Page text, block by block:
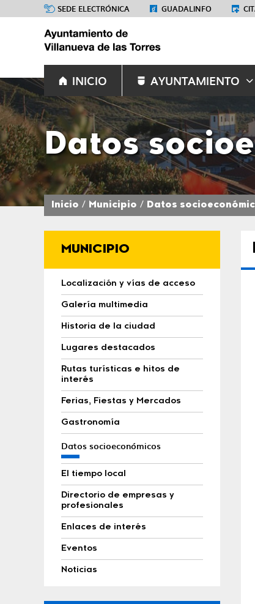
SEDE ELECTRÓNICA GUADALINFO
INICIO AYUNTAMIENTO
Datos
Inicio Municipio Datos
MUNICIPIO
Localización y vías de acceso
Galería multimedia
Historia de la ciudad
Lugares destacados
Rutas turísticas e hitos de
interés
Ferias, Fiestas y Mercados
Gastronomía
Datos socioeconómicos
El tiempo local
Directorio de empresas y
profesionales
Enlaces de interés
Eventos
Noticias